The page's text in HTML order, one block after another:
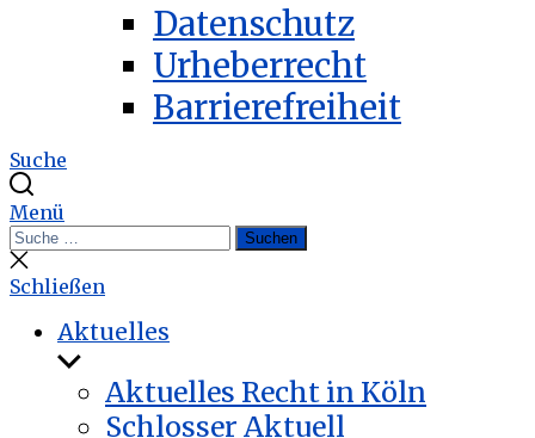
Datenschutz
Urheberrecht
Barrierefreiheit
Suche
Menü
Suchen
nach:
Suchen
Suche
schließen
Schließen
Aktuelles
Untermenü
anzeigen
Aktuelles Recht in Köln
Schlosser Aktuell